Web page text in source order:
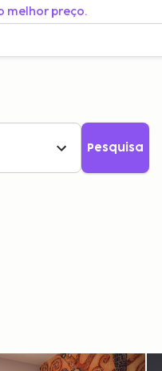
melhor preço.
Pesquisa